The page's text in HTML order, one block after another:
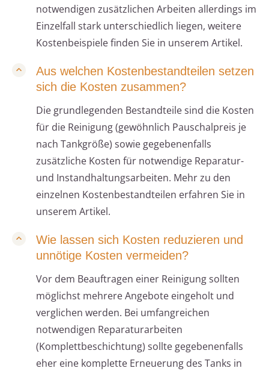
notwendigen zusätzlichen Arbeiten allerdings im
Einzelfall stark unterschiedlich liegen, weitere
Kostenbeispiele finden Sie in unserem Artikel.
Aus welchen Kostenbestandteilen setzen
sich die Kosten zusammen?
Die grundlegenden Bestandteile sind die Kosten
für die Reinigung (gewöhnlich Pauschalpreis je
nach Tankgröße) sowie gegebenenfalls
zusätzliche Kosten für notwendige Reparatur-
und Instandhaltungsarbeiten. Mehr zu den
einzelnen Kostenbestandteilen erfahren Sie in
unserem Artikel.
Wie lassen sich Kosten reduzieren und
unnötige Kosten vermeiden?
Vor dem Beauftragen einer Reinigung sollten
möglichst mehrere Angebote eingeholt und
verglichen werden. Bei umfangreichen
notwendigen Reparaturarbeiten
(Komplettbeschichtung) sollte gegebenenfalls
eher eine komplette Erneuerung des Tanks in